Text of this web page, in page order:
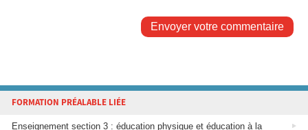
Envoyer votre commentaire
FORMATION PRÉALABLE LIÉE
Enseignement section 3 : éducation physique et éducation à la